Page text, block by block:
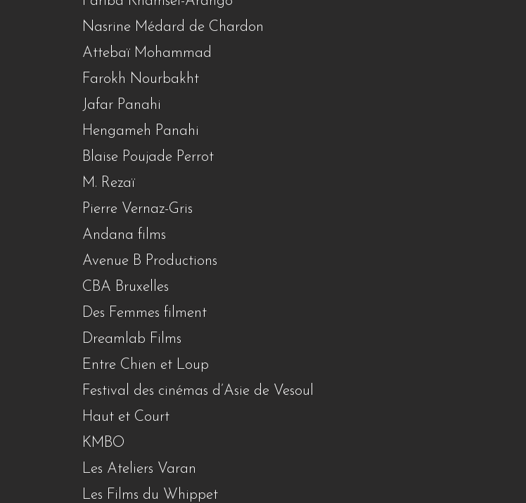
Nasrine Médard de Chardon
Attebaï Mohammad
Farokh Nourbakht
Jafar Panahi
Hengameh Panahi
Blaise Poujade Perrot
M. Rezaï
Pierre Vernaz-Gris
Andana films
Avenue B Productions
CBA Bruxelles
Des Femmes filment
Dreamlab Films
Entre Chien et Loup
Festival des cinémas d’Asie de Vesoul
Haut et Court
KMBO
Les Ateliers Varan
Les Films du Whippet